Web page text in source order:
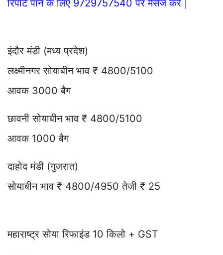
रिपोर्ट पाने के लिए 9729757540 पर मैसेज करे |
इंदौर मंडी (मध्य प्रदेश)
लक्ष्मीनगर सोयाबीन भाव ₹ 4800/5100
आवक 3000 बैग
छावनी सोयाबीन भाव ₹ 4800/5100
आवक 1000 बैग
दाहोद मंडी (गुजरात)
सोयाबीन भाव ₹ 4800/4950 तेजी ₹ 25
महाराष्ट्र सोया रिफाइंड 10 किलो + GST